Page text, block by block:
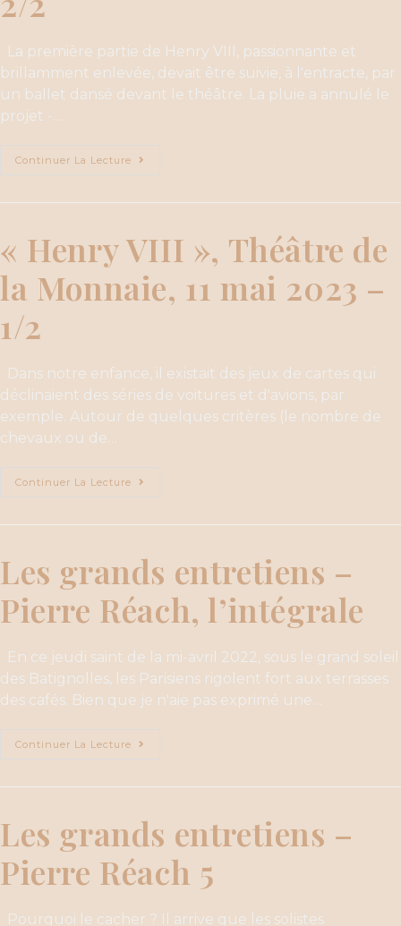
La première partie de Henry VIII, passionnante et
brillamment enlevée, devait être suivie, à l'entracte, par
un ballet dansé devant le théâtre. La pluie a annulé le
projet -…
Continuer La Lecture
« Henry VIII », Théâtre de
la Monnaie, 11 mai 2023 –
1/2
Dans notre enfance, il existait des jeux de cartes qui
déclinaient des séries de voitures et d'avions, par
exemple. Autour de quelques critères (le nombre de
chevaux ou de…
Continuer La Lecture
Les grands entretiens –
Pierre Réach, l’intégrale
En ce jeudi saint de la mi-avril 2022, sous le grand soleil
des Batignolles, les Parisiens rigolent fort aux terrasses
des cafés. Bien que je n'aie pas exprimé une…
Continuer La Lecture
Les grands entretiens –
Pierre Réach 5
Pourquoi le cacher ? Il arrive que les solistes